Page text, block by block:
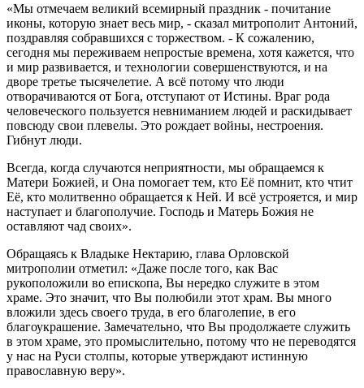
«Мы отмечаем великий всемирный праздник - почитание
иконы, которую знает весь мир, - сказал митрополит Антоний,
поздравляя собравшихся с торжеством. - К сожалению,
сегодня мы переживаем непростые времена, хотя кажется, что
и мир развивается, и технологии совершенствуются, и на
дворе третье тысячелетие. А всё потому что люди
отворачиваются от Бога, отступают от Истины. Враг рода
человеческого пользуется невниманием людей и раскидывает
повсюду свои плевелы. Это рождает войны, нестроения.
Гибнут люди.
Всегда, когда случаются неприятности, мы обращаемся к
Матери Божией, и Она помогает тем, кто Её помнит, кто чтит
Её, кто молитвенно обращается к Ней. И всё устрояется, и мир
наступает и благополучие. Господь и Матерь Божия не
оставляют чад своих».
Обращаясь к Владыке Нектарию, глава Орловской
митрополии отметил: «Даже после того, как Вас
рукоположили во епископа, Вы нередко служите в этом
храме. Это значит, что Вы полюбили этот храм. Вы много
вложили здесь своего труда, в его благолепие, в его
благоукрашение. Замечательно, что Вы продолжаете служить
в этом храме, это промыслительно, потому что не переводятся
у нас на Руси столпы, которые утверждают истинную
православную веру».